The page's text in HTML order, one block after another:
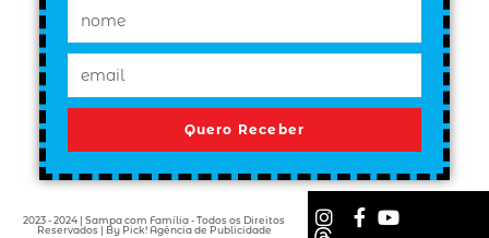
Quero Receber
2023 - 2024 | Sampa com Família - Todos os Direitos
Reservados | By Pick! Agência de Publicidade